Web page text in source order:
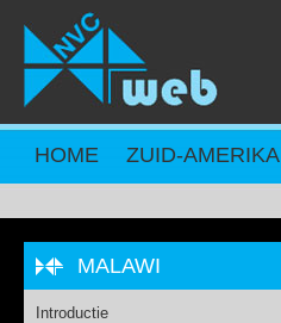
Overslaan en naar de inhoud gaan
HOME ZUID-AMERIKA
MALAWI
Introductie